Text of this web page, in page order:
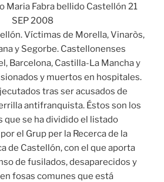
Maria Fabra bellido Castellón 21
SEP 2008
Víctimas de Morella, Vinaròs,
y Segorbe. Castellonenses
Barcelona, Castilla-La Mancha y
y muertos en hospitales.
tras ser acusados de
antifranquista. Éstos son los
que se ha dividido el listado
el Grup per la Recerca de la
de Castellón, con el que aporta
de fusilados, desaparecidos y
fosas comunes que está